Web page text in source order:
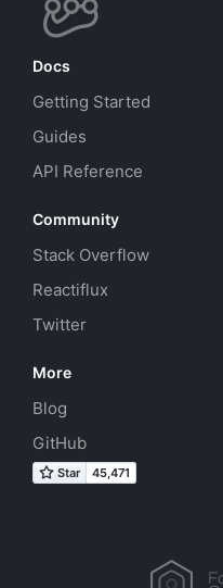
Docs
Getting Started
Guides
API Reference
Community
Stack Overflow
Reactiflux
Twitter
More
Blog
GitHub